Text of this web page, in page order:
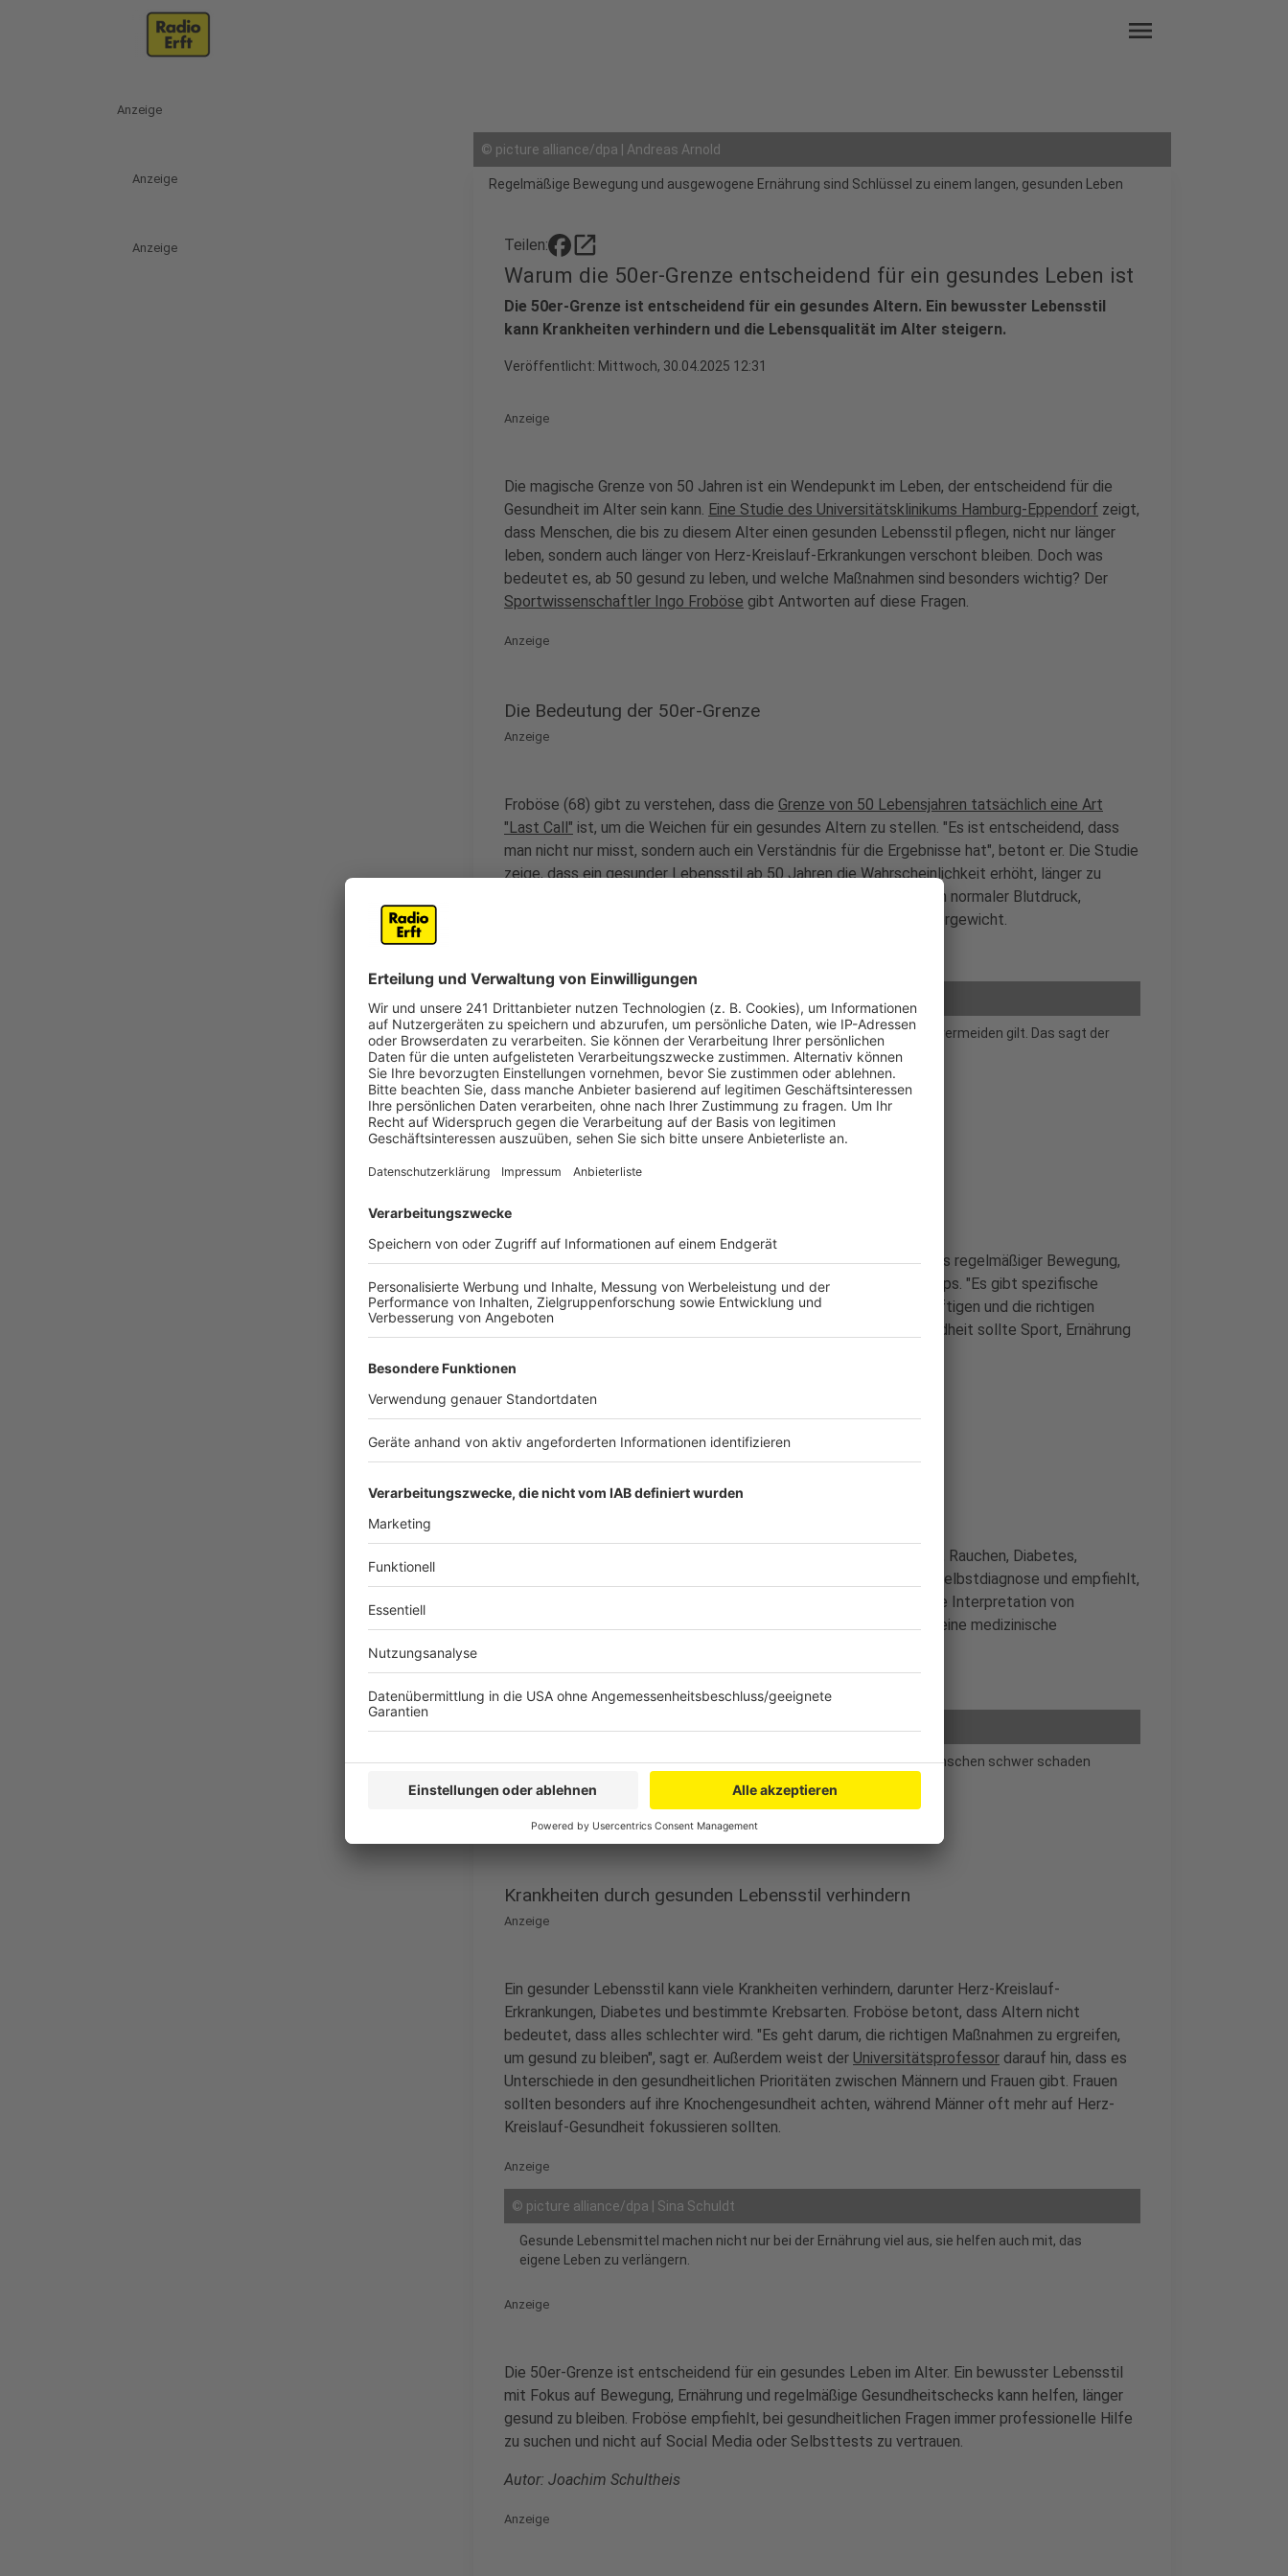
menu
Anzeige
Anzeige
Anzeige
© picture alliance/dpa | Andreas Arnold
Regelmäßige Bewegung und ausgewogene Ernährung sind Schlüssel zu einem langen, gesunden Leben
Teilen: open_in_new
Warum die 50er-Grenze entscheidend für ein gesundes Leben ist
Die 50er-Grenze ist entscheidend für ein gesundes Altern. Ein bewusster Lebensstil
kann Krankheiten verhindern und die Lebensqualität im Alter steigern.
Veröffentlicht: Mittwoch, 30.04.2025 12:31
Anzeige
Die magische Grenze von 50 Jahren ist ein Wendepunkt im Leben, der entscheidend für die
Gesundheit im Alter sein kann. Eine Studie des Universitätsklinikums Hamburg-Eppendorf zeigt,
dass Menschen, die bis zu diesem Alter einen gesunden Lebensstil pflegen, nicht nur länger
leben, sondern auch länger von Herz-Kreislauf-Erkrankungen verschont bleiben. Doch was
bedeutet es, ab 50 gesund zu leben, und welche Maßnahmen sind besonders wichtig? Der
Sportwissenschaftler Ingo Froböse gibt Antworten auf diese Fragen.
Anzeige
Die Bedeutung der 50er-Grenze
Anzeige
Froböse (68) gibt zu verstehen, dass die Grenze von 50 Lebensjahren tatsächlich eine Art
"Last Call" ist, um die Weichen für ein gesundes Altern zu stellen. "Es ist entscheidend, dass
man nicht nur misst, sondern auch ein Verständnis für die Ergebnisse hat", betont er. Die Studie
zeige, dass ein gesunder Lebensstil ab 50 Jahren die Wahrscheinlichkeit erhöht, länger zu
leben. Zu den wichtigsten Faktoren gehören das Nichtrauchen, ein normaler Blutdruck,
gesunde Cholesterinwerte, kein Diabetes und ein gesundes Körpergewicht.
Bluthochdruck und hohe Cholesterinwerte: Risikofaktoren, die es zu vermeiden gilt. Das sagt der
Sportwissenschaftler Ingo Froböse.
Anzeige
Maßnahmen für ein gesundes Altern
Um gesund alt zu werden, empfiehlt Froböse eine Kombination aus regelmäßiger Bewegung,
ausgewogener Ernährung und regelmäßigen Gesundheits-Check-ups. "Es gibt spezifische
Ernährungsmediziner, die sich intensiv mit diesen Themen beschäftigen und die richtigen
Messverfahren haben", sagt er. Eine Prioritätenliste für die Gesundheit sollte Sport, Ernährung
Anzeige
Risikofaktoren im Alter
Anzeige
Die größten Risikofaktoren beim Älterwerden sind Bluthochdruck, Rauchen, Diabetes,
Übergewicht und hohe Cholesterinwerte. Froböse warnt vor der Selbstdiagnose und empfiehlt,
bei gesundheitlichen Fragen immer einen Arzt zu konsultieren. "Die Interpretation von
Testergebnissen kann zu falschen Schlüssen führen, wenn man keine medizinische
Anzeige
Rauchen ist einer der größten Faktoren, die der Gesundheit eines Menschen schwer schaden
Anzeige
Krankheiten durch gesunden Lebensstil verhindern
Anzeige
Ein gesunder Lebensstil kann viele Krankheiten verhindern, darunter Herz-Kreislauf-
Erkrankungen, Diabetes und bestimmte Krebsarten. Froböse betont, dass Altern nicht
bedeutet, dass alles schlechter wird. "Es geht darum, die richtigen Maßnahmen zu ergreifen,
um gesund zu bleiben", sagt er. Außerdem weist der Universitätsprofessor darauf hin, dass es
Unterschiede in den gesundheitlichen Prioritäten zwischen Männern und Frauen gibt. Frauen
sollten besonders auf ihre Knochengesundheit achten, während Männer oft mehr auf Herz-
Kreislauf-Gesundheit fokussieren sollten.
Anzeige
© picture alliance/dpa | Sina Schuldt
Gesunde Lebensmittel machen nicht nur bei der Ernährung viel aus, sie helfen auch mit, das
eigene Leben zu verlängern.
Anzeige
Die 50er-Grenze ist entscheidend für ein gesundes Leben im Alter. Ein bewusster Lebensstil
mit Fokus auf Bewegung, Ernährung und regelmäßige Gesundheitschecks kann helfen, länger
gesund zu bleiben. Froböse empfiehlt, bei gesundheitlichen Fragen immer professionelle Hilfe
zu suchen und nicht auf Social Media oder Selbsttests zu vertrauen.
Autor: Joachim Schultheis
Anzeige